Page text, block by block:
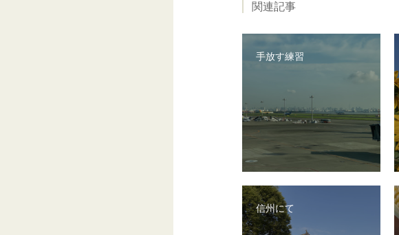
関連記事
手放す練習
信州にて